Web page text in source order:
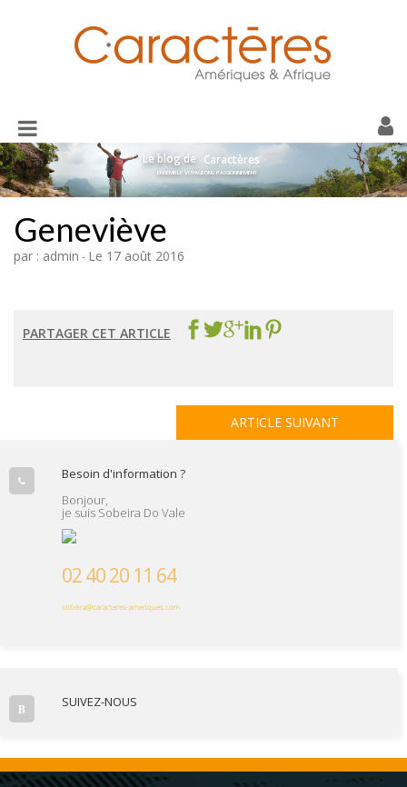
Toggle
navigation
Le blog de Caractères
ENSEMBLE VOYAGEONS PASSIONNEMENT
Geneviève
par : admin - Le 17 août 2016
PARTAGER CET ARTICLE
ARTICLE SUIVANT
Besoin d'information ?
Bonjour,
je suis Sobeira Do Vale
02 40 20 11 64
sobeira@caracteres-ameriques.com
SUIVEZ-NOUS